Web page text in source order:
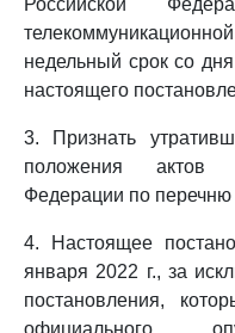
Российской
недельный срок со
настоящего
3. Признать
положения актов
Федерации по перечню
4. Настоящее
января 2022 г., за
постановления,
официального